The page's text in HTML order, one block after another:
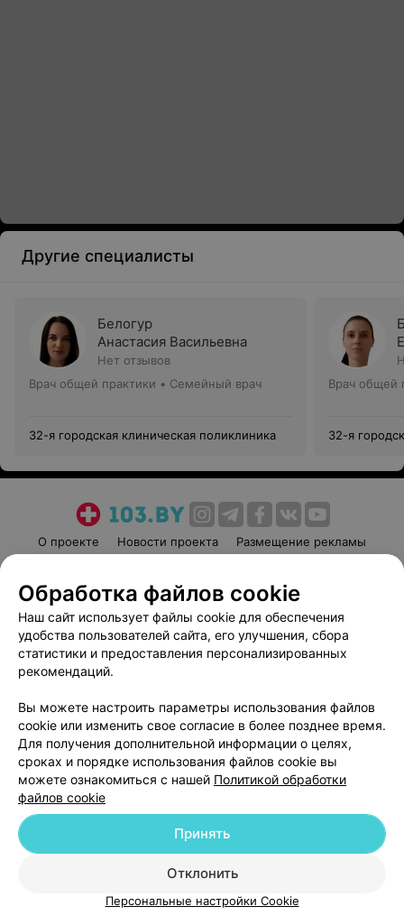
Другие специалисты
Белогур
Анастасия Васильевна
Нет отзывов
Врач общей практики • Семейный врач
32-я городская клиническая поликлиника
Врач общей
32-я
О проекте Новости проекта
Размещение рекламы
Пользовательское соглашение
Способы оплаты
Вакансии
Партнеры
Написать руководителю 103.by
Обработка персональных данных
© 2026 ООО «Артокс Лаб», УНП 191700409
| 220012, Республика Беларусь,
Служба поддержки +375 291212755
Обработка файлов cookie
Наш сайт использует файлы cookie для обеспечения
удобства пользователей сайта, его улучшения, сбора
статистики и предоставления персонализированных
рекомендаций.
Вы можете настроить параметры использования файлов
cookie или изменить свое согласие в более позднее время.
Для получения дополнительной информации о целях,
сроках и порядке использования файлов cookie вы
можете ознакомиться с нашей Политикой обработки
файлов cookie
Отклонить
Принять
Персональные настройки Cookie